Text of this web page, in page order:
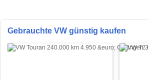
Gebrauchte VW günstig kaufen